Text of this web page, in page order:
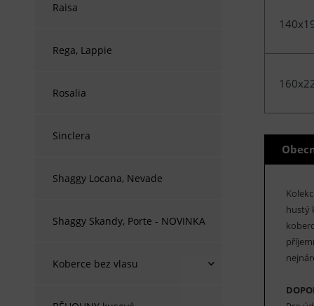
Raisa
Rega, Lappie
Rosalia
Sinclera
Shaggy Locana, Nevade
Shaggy Skandy, Porte - NOVINKA
Koberce bez vlasu
hustý